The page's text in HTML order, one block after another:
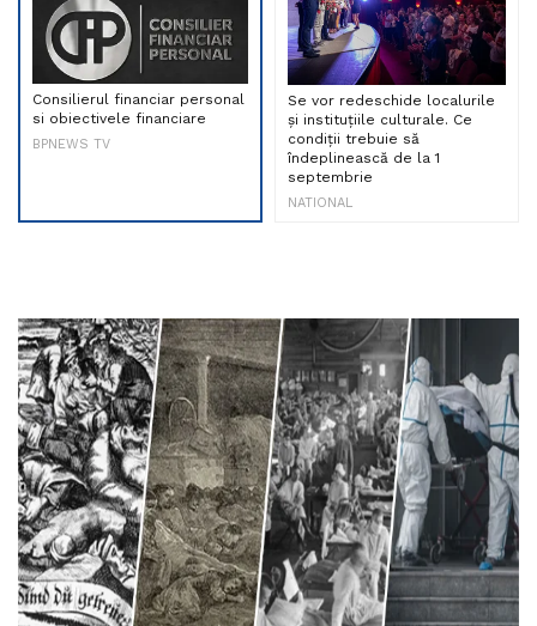
Consilierul financiar personal
si obiectivele financiare
BPNEWS TV
Se vor redeschide localurile
și instituțiile culturale. Ce
condiții trebuie să
îndeplinească de la 1
septembrie
NATIONAL